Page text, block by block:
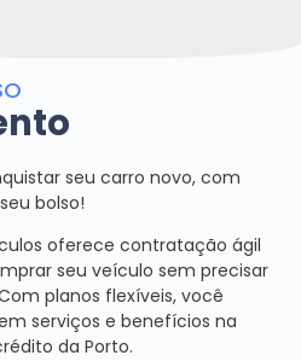
seu carro novo, com
bolso!
oferece contratação ágil
seu veículo sem precisar
planos flexíveis, você
serviços e benefícios na
da Porto.